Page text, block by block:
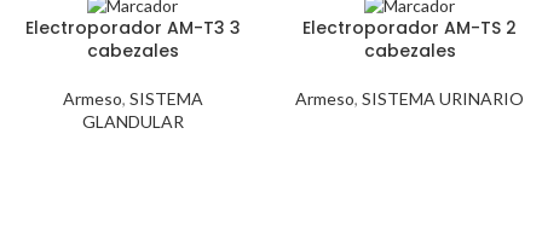
Electroporador AM-T3 3
cabezales
Armeso, SISTEMA
GLANDULAR
Electroporador AM-TS 2
cabezales
Armeso, SISTEMA URINARIO